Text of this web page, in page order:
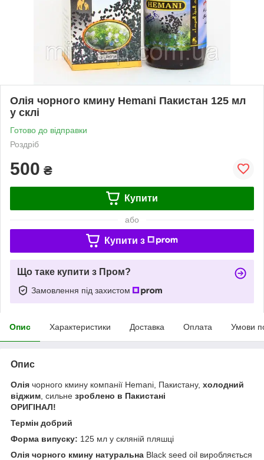
Олія чорного кмину Hemani Пакистан 125 мл
у склі
Готово до відправки
Роздріб
500 ₴
Купити
або
Купити з
Що таке купити з Пром?
Замовлення під захистом
Опис Характеристики Доставка Оплата Умови
Опис
Олія чорного кмину компанії Hemani, Пакистану, холодний
віджим , сильне зроблено в Пакистані
ОРИГІНАЛ!
Термін добрий
Форма випуску: 125 мл у скляній пляшці
Олія чорного кмину натуральна Black seed oil виробляється